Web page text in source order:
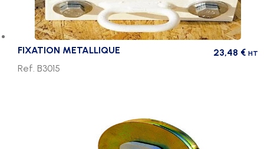
FIXATION METALLIQUE 23,48 € HT
Ref. B3015